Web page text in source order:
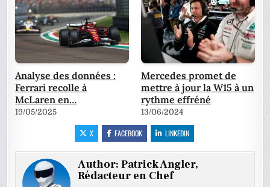
Analyse des données :
Ferrari recolle à
McLaren en…
19/05/2025
Mercedes promet de
mettre à jour la W15 à un
rythme effréné
13/06/2024
X FACEBOOK LINKEDIN
Author:Patrick Angler,
Rédacteur en Chef